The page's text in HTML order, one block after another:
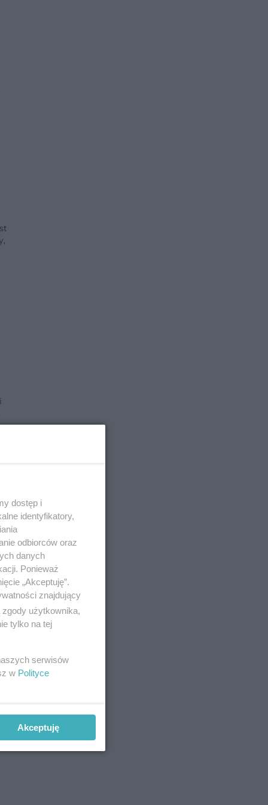
dostęp i
identyfikatory,
odbiorców oraz
danych
Ponieważ
„Akceptuję”.
znajdujący
użytkownika,
tylko na tej
serwisów
w Polityce
Akceptuję